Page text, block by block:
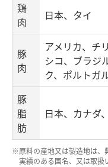
鶏
肉
日本、タイ
豚
肉
アメリカ、チ
シコ、ブラジ
ク、ポルトガ
豚
脂
肪
日本、カナダ
※原料の産地又は製造地は、
実績のある国名、又は取扱